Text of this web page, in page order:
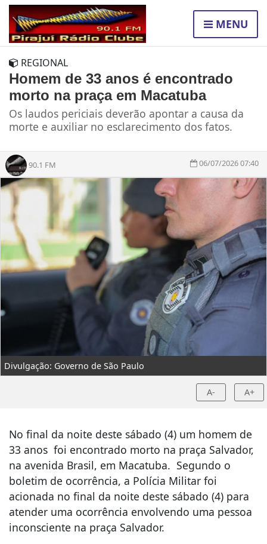
MENU
REGIONAL
Homem de 33 anos é encontrado
morto na praça em Macatuba
Os laudos periciais deverão apontar a causa da
morte e auxiliar no esclarecimento dos fatos.
90.1 FM 06/07/2026 07:40
Divulgação: Governo de São Paulo
A- A+
No final da noite deste sábado (4) um homem de
33 anos foi encontrado morto na praça Salvador,
na avenida Brasil, em Macatuba. Segundo o
boletim de ocorrência, a Polícia Militar foi
acionada no final da noite deste sábado (4) para
atender uma ocorrência envolvendo uma pessoa
inconsciente na praça Salvador.